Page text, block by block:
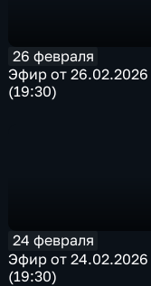
26 февраля
Эфир от 26.02.2026
(19:30)
24 февраля
Эфир от 24.02.2026
(19:30)